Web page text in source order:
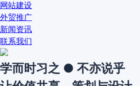
网站建设
外贸推广
新闻资讯
联系我们
学而时习之 ● 不亦说乎